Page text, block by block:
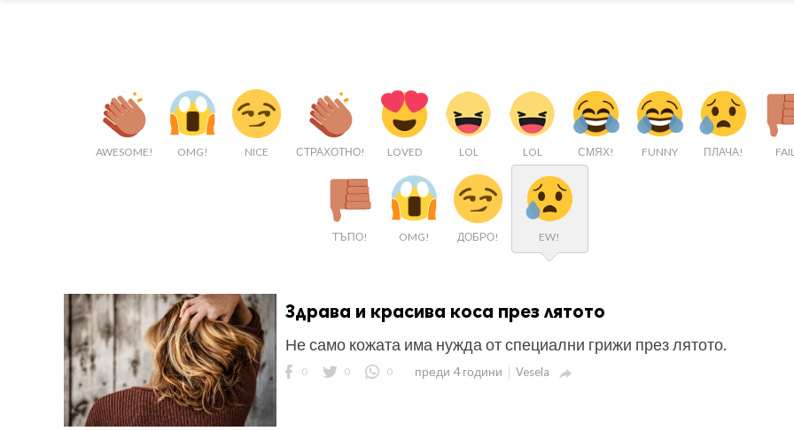
AWESOME! OMG! NICE СТРАХОТНО! LOVED LOL LOL СМЯХ! FUNNY ПЛАЧА!
ТЪПО! OMG! ДОБРО! EW!
Здрава и красива коса през лятото
Не само кожата има нужда от специални грижи през лятото.
0 0 0 преди 4 години Vesela 